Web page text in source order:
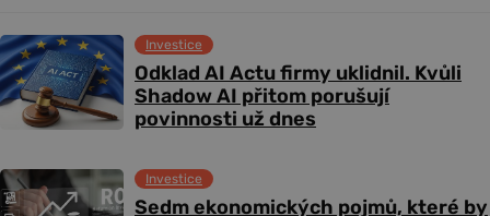
Odklad AI Actu firmy uklidnil. Kvůli
Shadow AI přitom porušují
povinnosti už dnes
Investice
Sedm ekonomických pojmů, které by
Investice